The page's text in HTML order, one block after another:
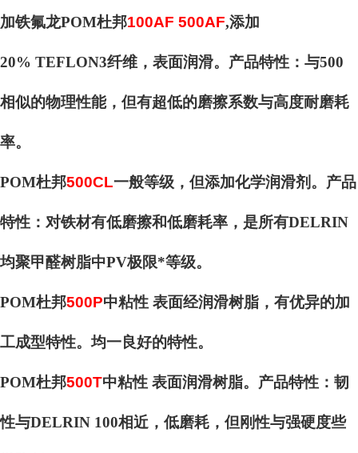
加铁氟龙POM杜邦100AF 500AF,添加
20% TEFLON3纤维，表面润滑。产品特性：与500
相似的物理性能，但有超低的磨擦系数与高度耐磨耗
率。
POM杜邦500CL一般等级，但添加化学润滑剂。产品
特性：对铁材有低磨擦和低磨耗率，是所有DELRIN
均聚甲醛树脂中PV极限*等级。
POM杜邦500P中粘性 表面经润滑树脂，有优异的加
工成型特性。均一良好的特性。
POM杜邦500T中粘性 表面润滑树脂。产品特性：韧
性与DELRIN 100相近，低磨耗，但刚性与强硬度些